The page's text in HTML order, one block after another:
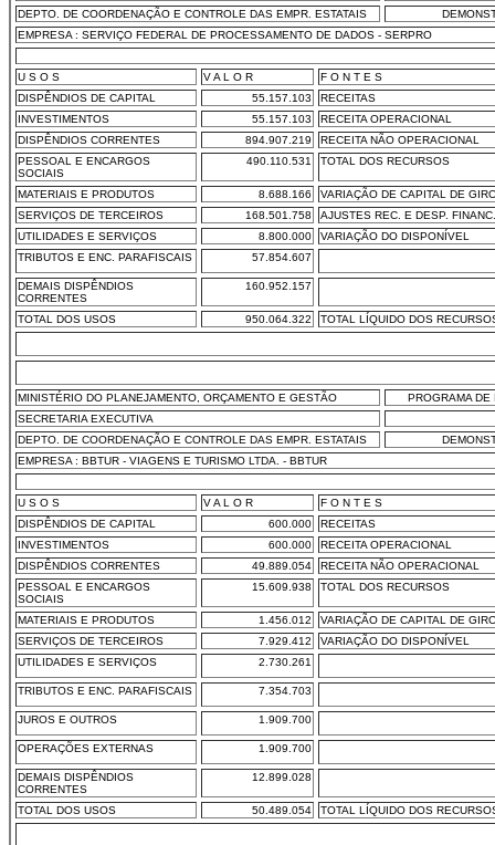
DEPTO. DE COORDENAÇÃO E CONTROLE DAS EMPR. ESTATAIS
EMPRESA : SERVIÇO FEDERAL DE PROCESSAMENTO DE DADOS - SERPRO
U S O S V A L O R
F O N T E S
DISPÊNDIOS DE CAPITAL
55.157.103
RECEITAS
INVESTIMENTOS
55.157.103
RECEITA OPERACIONAL
DISPÊNDIOS CORRENTES
894.907.219
RECEITA NÃO OPERACIONAL
PESSOAL E ENCARGOS
SOCIAIS
490.110.531 TOTAL DOS RECURSOS
MATERIAIS E PRODUTOS 8.688.166
VARIAÇÃO DE CAPITAL DE
SERVIÇOS DE TERCEIROS
168.501.758
AJUSTES REC. E DESP. FINANC.
UTILIDADES E SERVIÇOS
8.800.000
VARIAÇÃO DO DISPONÍVEL
TRIBUTOS E ENC. PARAFISCAIS
57.854.607
DEMAIS DISPÊNDIOS
CORRENTES
160.952.157
TOTAL DOS USOS 950.064.322 TOTAL LÍQUIDO DOS
MINISTÉRIO DO PLANEJAMENTO, ORÇAMENTO E GESTÃO
PROGRAMA
SECRETARIA EXECUTIVA
DEPTO. DE COORDENAÇÃO E CONTROLE DAS EMPR. ESTATAIS
EMPRESA : BBTUR - VIAGENS E TURISMO LTDA. - BBTUR
U S O S V A L O R
F O N T E S
DISPÊNDIOS DE CAPITAL
600.000
RECEITAS
INVESTIMENTOS
600.000
RECEITA OPERACIONAL
DISPÊNDIOS CORRENTES
49.889.054
RECEITA NÃO OPERACIONAL
PESSOAL E ENCARGOS
SOCIAIS
15.609.938 TOTAL DOS RECURSOS
MATERIAIS E PRODUTOS 1.456.012
VARIAÇÃO DE CAPITAL DE
SERVIÇOS DE TERCEIROS
7.929.412
VARIAÇÃO DO DISPONÍVEL
UTILIDADES E SERVIÇOS
2.730.261
TRIBUTOS E ENC. PARAFISCAIS 7.354.703
JUROS E OUTROS 1.909.700
OPERAÇÕES EXTERNAS 1.909.700
DEMAIS DISPÊNDIOS
CORRENTES
12.899.028
TOTAL DOS USOS 50.489.054 TOTAL LÍQUIDO DOS